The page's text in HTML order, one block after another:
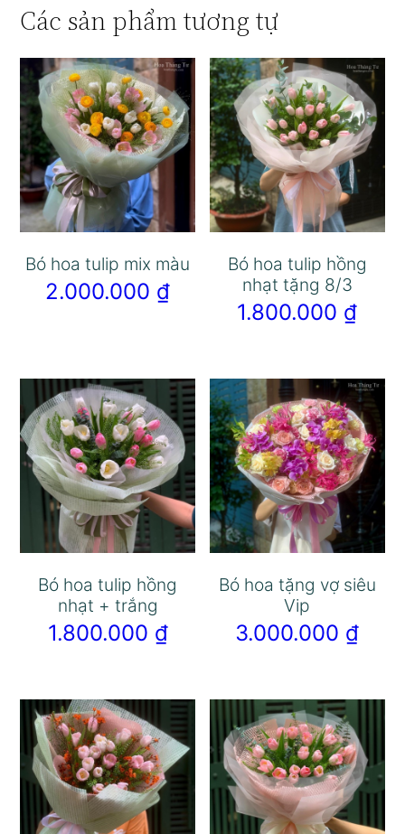
Các sản phẩm tương tự
Bó hoa tulip mix màu
2.000.000 ₫
Bó hoa tulip hồng
nhạt tặng 8/3
1.800.000 ₫
Bó hoa tulip hồng
nhạt + trắng
1.800.000 ₫
Bó hoa tặng vợ siêu
Vip
3.000.000 ₫